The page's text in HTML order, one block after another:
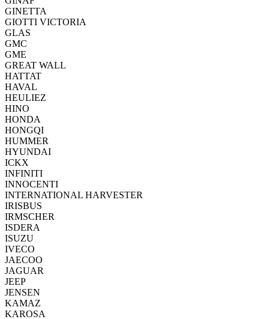
GINETTA
GIOTTI VICTORIA
GLAS
GMC
GME
GREAT WALL
HATTAT
HAVAL
HEULIEZ
HINO
HONDA
HONGQI
HUMMER
HYUNDAI
ICKX
INFINITI
INNOCENTI
INTERNATIONAL HARVESTER
IRISBUS
IRMSCHER
ISDERA
ISUZU
IVECO
JAECOO
JAGUAR
JEEP
JENSEN
KAMAZ
KAROSA